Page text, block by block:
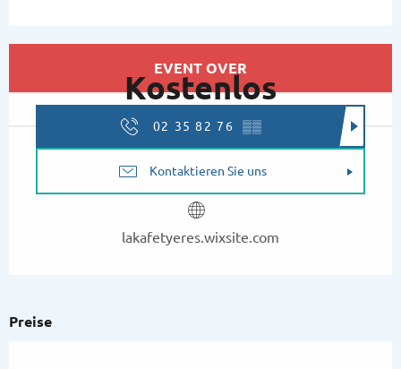
Öffnungszeiten & Kontaktdaten
EVENT OVER
Kostenlos
02 35 82 76 ▒▒
Kontaktieren Sie uns
lakafetyeres.wixsite.com
Preise